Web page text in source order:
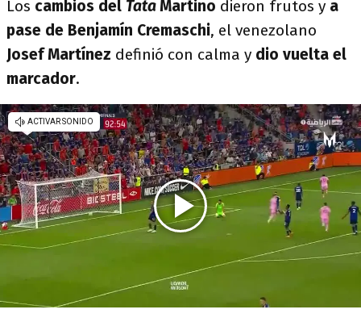
Los cambios del TataMartino dieron frutos y a
pase de Benjamín Cremaschi, el venezolano
Josef Martínez definió con calma y dio vuelta el
marcador.